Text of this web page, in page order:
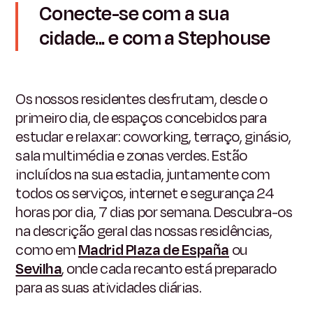
Conecte-secomasua
cidade...ecomaStephouse
Os nossos residentes desfrutam, desde o
primeiro dia, de espaços concebidos para
estudar e relaxar: coworking, terraço, ginásio,
sala multimédia e zonas verdes. Estão
incluídos na sua estadia, juntamente com
todos os serviços, internet e segurança 24
horas por dia, 7 dias por semana. Descubra-os
na descrição geral das nossas residências,
como emMadrid Plaza de España ou
Sevilha, onde cada recanto está preparado
para as suas atividades diárias.